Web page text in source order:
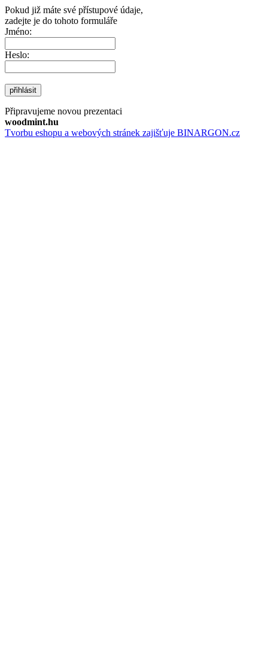
Pokud již máte své přístupové údaje,
zadejte je do tohoto formuláře
Jméno:
Heslo:
přihlásit
Připravujeme novou prezentaci
woodmint.hu
Tvorbu eshopu a webových stránek zajišťuje BINARGON.cz